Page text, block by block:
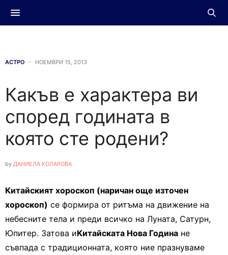
АСТРО НОЕМВРИ 15, 2013
Какъв е характера ви
според годината в
която сте родени?
by ДАНИЕЛА КОЛАРОВА
Китайският хороскоп (наричан още източен
хороскоп) се формира от ритъма на движение на
небесните тела и преди всичко на Луната, Сатурн,
Юпитер. Затова иКитайската Нова Година не
съвпада с традиционната, която ние празнуваме